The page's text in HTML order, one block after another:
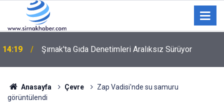
14:19 Şırnak'ta Gıda Denetimleri Aralıksız Sürüyor
Anasayfa Çevre
Zap Vadisi'nde su samuru
görüntülendi